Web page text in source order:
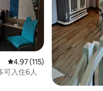
平均评分 4.97 分（满分 5 分
4.97 (115)
可入住6人